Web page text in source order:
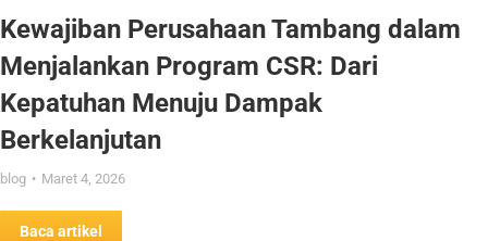
Kewajiban Perusahaan Tambang dalam
Menjalankan Program CSR: Dari
Kepatuhan Menuju Dampak
Berkelanjutan
blog Maret 4, 2026
Baca artikel